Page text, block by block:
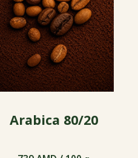
Arabica 80/20